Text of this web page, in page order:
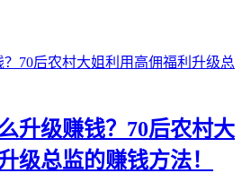
升级赚钱？70后农村大
级总监的赚钱方法！